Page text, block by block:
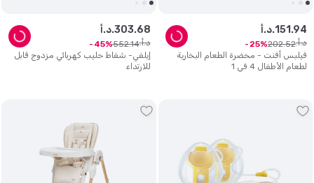
فيلبس أفنت - محضرة الطعام البخارية
لطعام الأطفال 4 في 1
د.أ.151 .94
د.أ. 202.52
25
إيلفي- شفاط حليب كهربائي مزدوج قابل
للارتداء
د.أ.303.68
د.أ. 552.14
45